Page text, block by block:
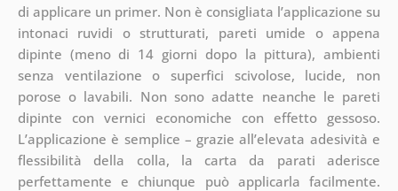
di applicare un primer. Non è consigliata l’applicazione su
intonaci ruvidi o strutturati, pareti umide o appena
dipinte (meno di 14 giorni dopo la pittura), ambienti
senza ventilazione o superfici scivolose, lucide, non
porose o lavabili. Non sono adatte neanche le pareti
dipinte con vernici economiche con effetto gessoso.
L’applicazione è semplice – grazie all’elevata adesività e
flessibilità della colla, la carta da parati aderisce
perfettamente e chiunque può applicarla facilmente.